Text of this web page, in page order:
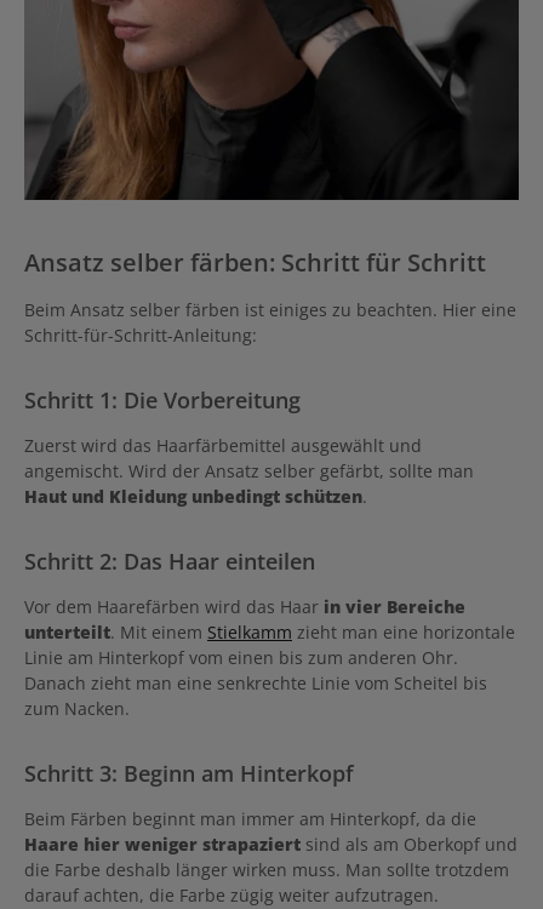
Ansatz selber färben: Schritt für Schritt
Beim Ansatz selber färben ist einiges zu beachten. Hier eine
Schritt-für-Schritt-Anleitung:
Schritt 1: Die Vorbereitung
Zuerst wird das Haarfärbemittel ausgewählt und
angemischt. Wird der Ansatz selber gefärbt, sollte man
Haut und Kleidung unbedingt schützen.
Schritt 2: Das Haar einteilen
Vor dem Haarefärben wird das Haar in vier Bereiche
unterteilt. Mit einem Stielkamm zieht man eine horizontale
Linie am Hinterkopf vom einen bis zum anderen Ohr.
Danach zieht man eine senkrechte Linie vom Scheitel bis
zum Nacken.
Schritt 3: Beginn am Hinterkopf
Beim Färben beginnt man immer am Hinterkopf, da die
Haare hier weniger strapaziert sind als am Oberkopf und
die Farbe deshalb länger wirken muss. Man sollte trotzdem
darauf achten, die Farbe zügig weiter aufzutragen.